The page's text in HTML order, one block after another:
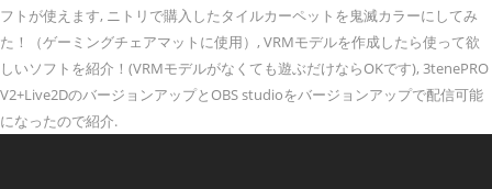
フトが使えます, ニトリで購入したタイルカーペットを鬼滅カラーにしてみ
た！（ゲーミングチェアマットに使用）, VRMモデルを作成したら使って欲
しいソフトを紹介！(VRMモデルがなくても遊ぶだけならOKです), 3tenePRO
V2+Live2DのバージョンアップとOBS studioをバージョンアップで配信可能
になったので紹介.